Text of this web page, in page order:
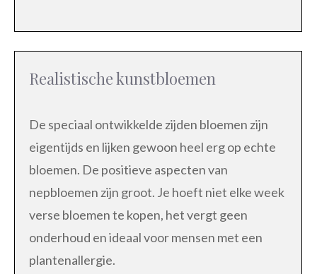
Realistische kunstbloemen
De speciaal ontwikkelde zijden bloemen zijn
eigentijds en lijken gewoon heel erg op echte
bloemen. De positieve aspecten van
nepbloemen zijn groot. Je hoeft niet elke week
verse bloemen te kopen, het vergt geen
onderhoud en ideaal voor mensen met een
plantenallergie.